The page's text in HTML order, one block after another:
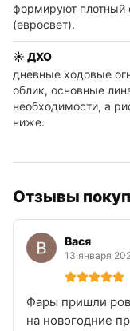
формируют плотный
(евросвет).
☀️ ДХО
дневные ходовые
облик, основные
необходимости, а
ниже.
Отзывы
Вася
13 января
Фары пришли
на новогодние